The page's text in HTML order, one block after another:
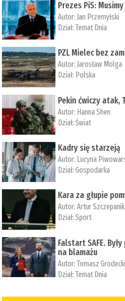
Prezes PiS:
Autor: Jan Przemyłski
Dział:Temat Dnia
PZL Mielec bez
Autor: Jarosław Molga
Dział: Polska
Pekin ćwiczy atak,
Autor: ­Hanna Shen
Dział:Świat
Kadry się starzeją
Autor: Lucyna
Dział:Gospodarka
Kara za głupie
Autor:Artur Szczepanik
Dział:Sport
Falstart SAFE.
na blamażu
Autor:Tomasz Grodecki
Dział:Temat Dnia